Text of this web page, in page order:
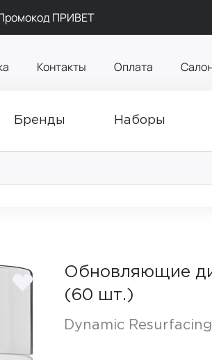
ПРИВЕТ
Контакты Оплата
Бренды Наборы
Обновляющие
(60 шт.)
Dynamic